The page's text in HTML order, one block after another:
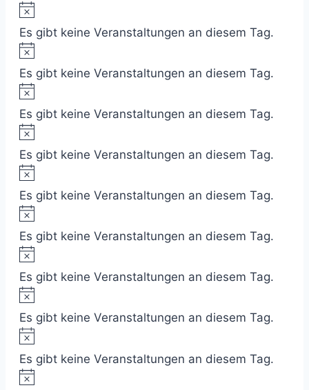
Es gibt keine Veranstaltungen an diesem Tag.
Es gibt keine Veranstaltungen an diesem Tag.
Es gibt keine Veranstaltungen an diesem Tag.
Es gibt keine Veranstaltungen an diesem Tag.
Es gibt keine Veranstaltungen an diesem Tag.
Es gibt keine Veranstaltungen an diesem Tag.
Es gibt keine Veranstaltungen an diesem Tag.
Es gibt keine Veranstaltungen an diesem Tag.
Es gibt keine Veranstaltungen an diesem Tag.